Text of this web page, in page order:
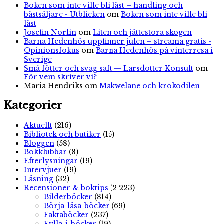
Boken som inte ville bli läst – handling och
bästsäljare - Utblicken om Boken som inte ville bli
läst
Josefin Norlin om Liten och jättestora skogen
Barna Hedenhös uppfinner julen – streama gratis -
Opinionsfokus om Barna Hedenhös på vinterresa i
Sverige
Små fötter och svag saft — Larsdotter Konsult om
För vem skriver vi?
Maria Hendriks om Makwelane och krokodilen
Kategorier
Aktuellt (216)
Bibliotek och butiker (15)
Bloggen (58)
Bokklubbar (8)
Efterlysningar (19)
Intervjuer (19)
Läsning (32)
Recensioner & boktips (2 223)
Bilderböcker (814)
Börja-läsa-böcker (69)
Faktaböcker (237)